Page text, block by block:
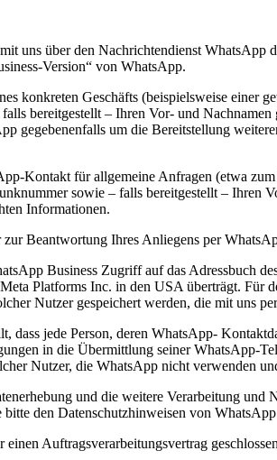
uns über den Nachrichtendienst
Version“ von WhatsApp.
konkreten Geschäfts (beispielsweise
bereitgestellt – Ihren Vor- und
gegebenenfalls um die Bereitstellung
Kontakt für allgemeine Anfragen (etwa
sowie – falls bereitgestellt – Ihren
Informationen.
zur Beantwortung Ihres Anliegens per
Business Zugriff auf das Adressbuch
Platforms Inc. in den USA überträgt. Für
Nutzer gespeichert werden, die mit uns
dass jede Person, deren WhatsApp-
in die Übermittlung seiner WhatsApp-
Nutzer, die WhatsApp nicht verwenden
und die weitere Verarbeitung
bitte den Datenschutzhinweisen von
Auftragsverarbeitungsvertrag